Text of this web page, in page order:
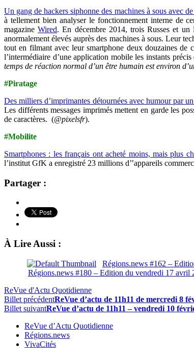
Un gang de hackers siphonne des machines à sous avec
à tellement bien analyser le fonctionnement interne de
magazineWired. En décembre 2014, trois Russes et
anormalement élevés auprès des machines à sous. Leur
tout en filmant avec leur smartphone deux douzaines de
l’intermédiaire d’une application mobile les instants
temps de réaction normal d’un être humain est environ
#Piratage
Des milliers d’imprimantes détournées avec humour par
Les différents messages imprimés mettent en garde les
de caractères. (@pixelsfr).
#Mobilite
Smartphones : les français ont acheté moins, mais plus
l’institut GfK a enregistré 23 millions d’’appareils
Partager :
À Lire Aussi :
Régions.news #162 –
Régions.news #180 – Edition du vendredi 17 avril
ReVue d'Actu Quotidienne
Billet précédentReVue d’actu de 11h11 de mercredi 8
Billet suivantReVue d’actu de 11h11 – vendredi 10
ReVue d’Actu Quotidienne
Régions.news
VivaCités